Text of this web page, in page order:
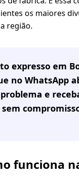
os maiores
região.
expresso em
no WhatsApp
e
funciona